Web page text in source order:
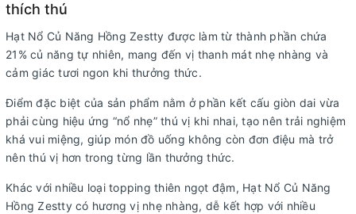
thích thú
Hạt Nổ Củ Năng Hồng Zestty được làm từ thành phần chứa
21% củ năng tự nhiên, mang đến vị thanh mát nhẹ nhàng và
cảm giác tươi ngon khi thưởng thức.
Điểm đặc biệt của sản phẩm nằm ở phần kết cấu giòn dai vừa
phải cùng hiệu ứng “nổ nhẹ” thú vị khi nhai, tạo nên trải nghiệm
khá vui miệng, giúp món đồ uống không còn đơn điệu mà trở
nên thú vị hơn trong từng lần thưởng thức.
Khác với nhiều loại topping thiên ngọt đậm, Hạt Nổ Củ Năng
Hồng Zestty có hương vị nhẹ nhàng, dễ kết hợp với nhiều